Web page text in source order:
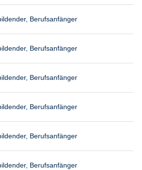
Berufsanfänger
Berufsanfänger
Berufsanfänger
Berufsanfänger
Berufsanfänger
Berufsanfänger